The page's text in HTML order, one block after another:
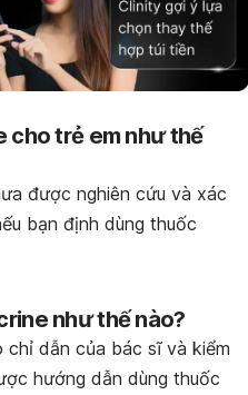
cho trẻ em như thế
được nghiên cứu và xác
bạn định dùng thuốc
như thế nào?
dẫn của bác sĩ và kiểm
hướng dẫn dùng thuốc